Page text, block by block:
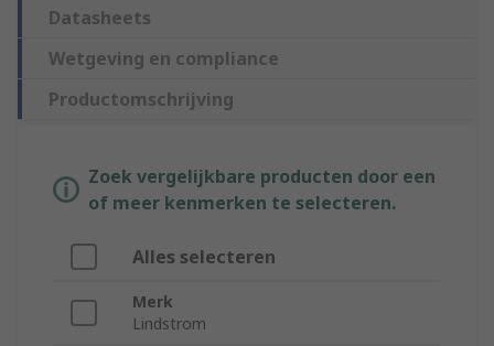
Datasheets
Wetgeving en compliance
Productomschrijving
Zoek vergelijkbare producten door een
of meer kenmerken te selecteren.
Alles selecteren
Merk
Lindstrom